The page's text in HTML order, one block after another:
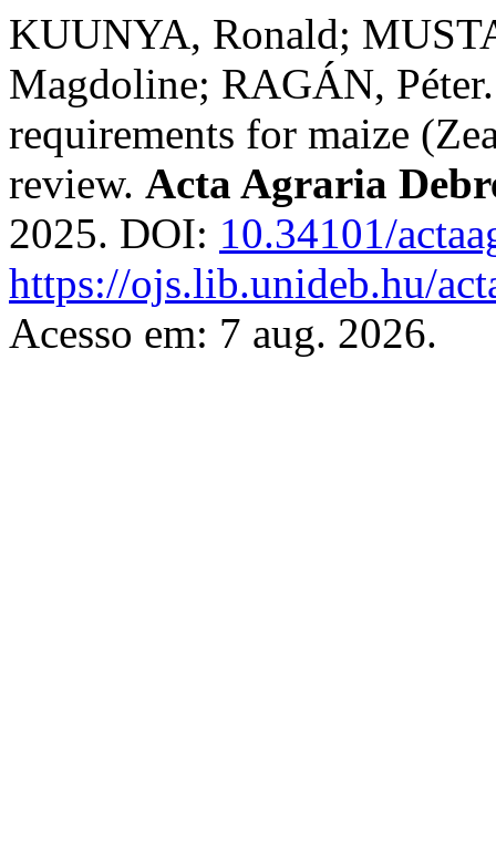
KUUNYA, Ronald;
Magdoline; RAGÁN,
requirements for maize
review. Acta Agraria
2025. DOI: 10.34101/
https://ojs.lib.unideb.hu/
Acesso em: 7 aug. 2026.